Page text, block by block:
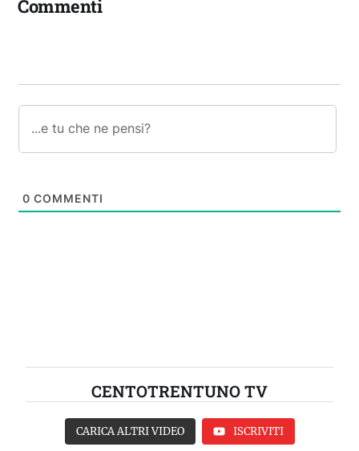
Commenti
0 COMMENTI
CENTOTRENTUNO TV
CARICA ALTRI VIDEO ISCRIVITI